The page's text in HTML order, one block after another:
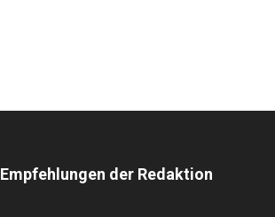
Empfehlungen der Redaktion